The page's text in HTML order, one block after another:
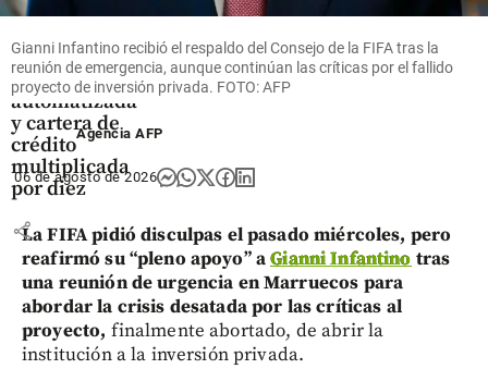
Nequi revela
su estrategia
con IA: 80%
de atención
automatizada
y cartera de
crédito
multiplicada
por diez
share
Gianni Infantino recibió el respaldo del Consejo de la FIFA tras la
reunión de emergencia, aunque continúan las críticas por el fallido
proyecto de inversión privada. FOTO: AFP
Agencia AFP
06 de agosto de 2026
La FIFA pidió disculpas el pasado miércoles, pero
reafirmó su “pleno apoyo” aGianni Infantino tras
una reunión de urgencia en Marruecos para
abordar la crisis desatada por las críticas al
proyecto, finalmente abortado, de abrir la
institución a la inversión privada.